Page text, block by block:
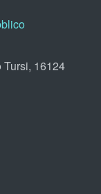
16124